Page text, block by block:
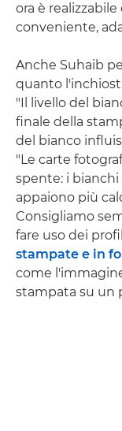
ora è
conveniente,
Anche Suhaib
quanto
"Il livello del
finale della
del bianco
"Le carte
spente: i
appaiono più
Consigliamo
fare uso dei
stampate e in
come
stampata su un